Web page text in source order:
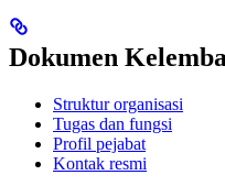
Dokumen
Struktur organisasi
Tugas dan fungsi
Profil pejabat
Kontak resmi